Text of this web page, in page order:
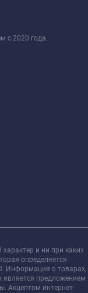
с 2020 года.
и ни при каких
определяется
Информация о товарах,
является предложением
Акцептом интернет-